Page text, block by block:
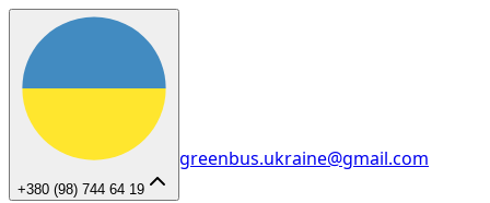
+380 (98) 744 64 19
greenbus.ukraine@gmail.com